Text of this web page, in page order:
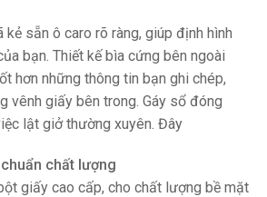
sẵn ô caro rõ ràng, giúp định hình
bạn. Thiết kế bìa cứng bên ngoài
hơn những thông tin bạn ghi chép,
vênh giấy bên trong. Gáy sổ đóng
lật giở thường xuyên. Đây
chất lượng
giấy cao cấp, cho chất lượng bề mặt